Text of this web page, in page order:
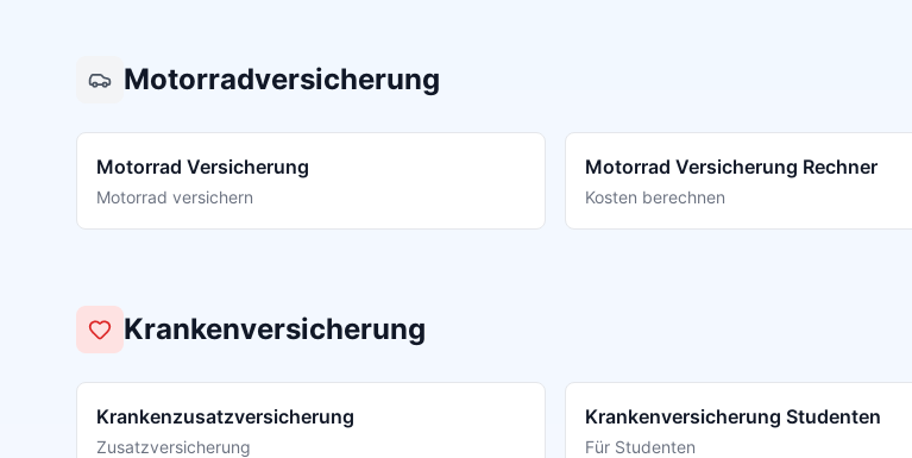
Motorradversicherung
Motorrad Versicherung
Motorrad versichern
Motorrad Versicherung Rechner
Kosten berechnen
Krankenversicherung
Krankenzusatzversicherung
Zusatzversicherung
Krankenversicherung Studenten
Für Studenten